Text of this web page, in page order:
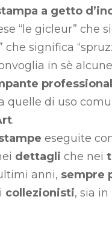
a getto
“le gicleur” che
che significa
in sè
quelle di uso
.
eseguite
dettagli che nei
anni, sempre
collezionisti, sia in